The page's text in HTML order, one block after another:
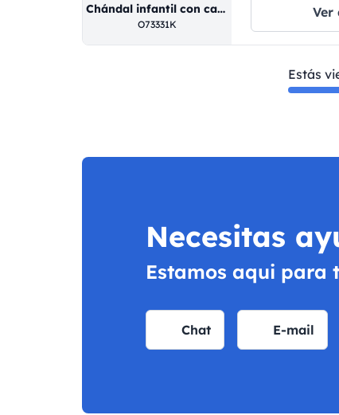
Chándal infantil con capucha, 100% algodón, 300 gr/m, color negro, talla S (104/110 cm).
O73331K
Ver
Estás
Necesitas
Estamos aqui para
Chat E-mail